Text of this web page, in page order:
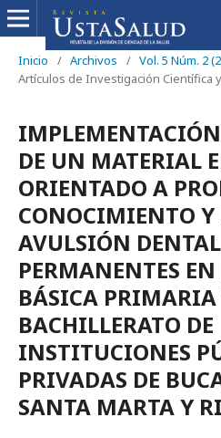
Inicio / Archivos / Vol. 5 Núm. 2
Artículos de Investigación Científica
DE UN MATERIAL
ORIENTADO A
CONOCIMIENTO Y
AVULSIÓN
PERMANENTES EN
BÁSICA PRIMARIA
BACHILLERATO DE
INSTITUCIONES
PRIVADAS DE
SANTA MARTA Y